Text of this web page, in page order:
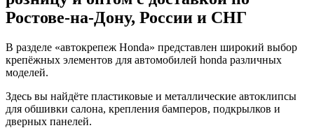
Ростове-на-Дону, России и СНГ
В разделе «автокрепеж Honda» представлен широкий выбор
крепёжных элементов для автомобилей honda различных
моделей.
Здесь вы найдёте пластиковые и металлические автоклипсы
для обшивки салона, крепления бамперов, подкрылков и
дверных панелей.